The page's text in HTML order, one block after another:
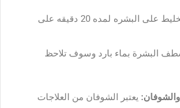
وتطبيق الخليط على البشره لمده 20 دقيقه على
البشرة بماء بارد وسوف تلاحظ
يعتبر الشوفان من العلاجات